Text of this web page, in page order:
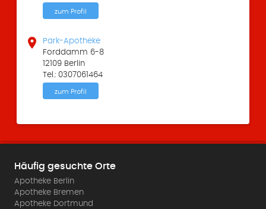
zum Profil

Park-Apotheke
Forddamm 6-8
12109 Berlin
Tel.: 0307061464
zum Profil
Häufig gesuchte Orte
Apotheke Berlin
Apotheke Bremen
Apotheke Dortmund